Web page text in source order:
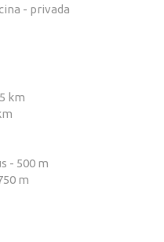
- privada
km
- 500 m
m